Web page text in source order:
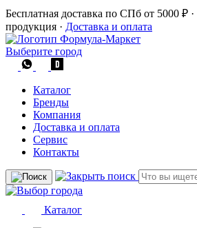
Бесплатная доставка по СПб от 5000 ₽ ·
продукция · Доставка и оплата
Выберите город
Каталог
Бренды
Компания
Доставка и оплата
Сервис
Контакты
Каталог